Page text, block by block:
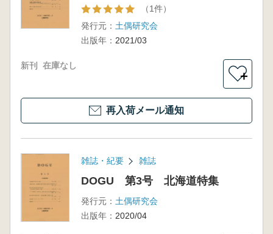
（1件）
発行元： 土偶研究会
出版年： 2021/03
新刊 在庫なし
＋
再入荷メール通知
雑誌・紀要 雑誌
DOGU 第3号 北海道特集
発行元： 土偶研究会
出版年： 2020/04